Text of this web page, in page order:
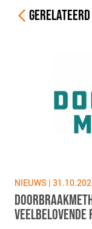
GERELATEERD
NIEUWS |
VEELBELOVENDE